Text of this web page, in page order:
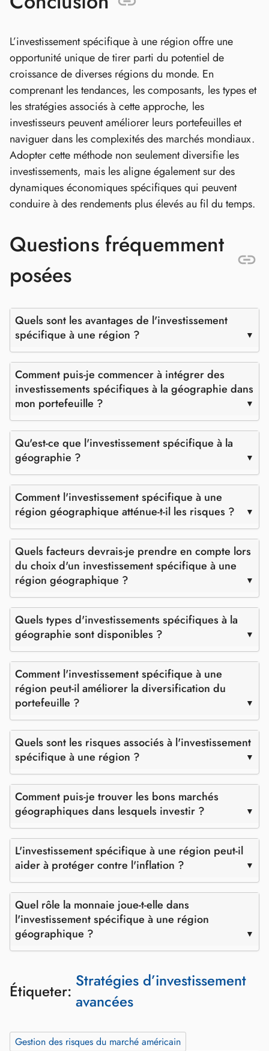
L’investissement spécifique à une région offre une
opportunité unique de tirer parti du potentiel de
croissance de diverses régions du monde. En
comprenant les tendances, les composants, les types et
les stratégies associés à cette approche, les
investisseurs peuvent améliorer leurs portefeuilles et
naviguer dans les complexités des marchés mondiaux.
Adopter cette méthode non seulement diversifie les
investissements, mais les aligne également sur des
dynamiques économiques spécifiques qui peuvent
conduire à des rendements plus élevés au fil du temps.
Questions fréquemment
posées
Quels sont les avantages de l'investissement
spécifique à une région ?
Comment puis-je commencer à intégrer des
investissements spécifiques à la géographie dans
mon portefeuille ?
Qu'est-ce que l'investissement spécifique à la
géographie ?
Comment l'investissement spécifique à une
région géographique atténue-t-il les risques ?
Quels facteurs devrais-je prendre en compte lors
du choix d'un investissement spécifique à une
région géographique ?
Quels types d'investissements spécifiques à la
géographie sont disponibles ?
Comment l'investissement spécifique à une
région peut-il améliorer la diversification du
portefeuille ?
Quels sont les risques associés à l'investissement
spécifique à une région ?
Comment puis-je trouver les bons marchés
géographiques dans lesquels investir ?
L'investissement spécifique à une région peut-il
aider à protéger contre l'inflation ?
Quel rôle la monnaie joue-t-elle dans
l'investissement spécifique à une région
géographique ?
Étiqueter: Stratégies d’investissement
avancées
Gestion des risques du marché américain